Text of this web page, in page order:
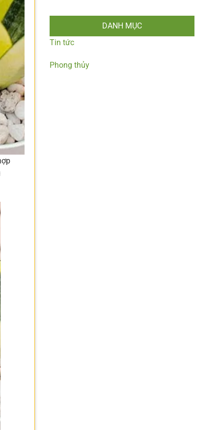
DANH MỤC
Tin tức
Phong thủy